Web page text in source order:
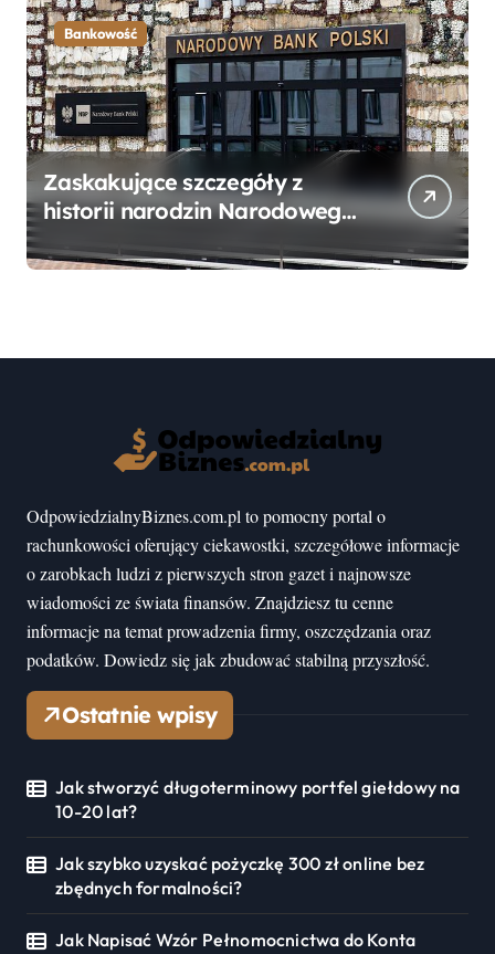
Bankowość
Zaskakujące szczegóły z
historii narodzin Narodowego
mogłeś nie wiedzieć
OdpowiedzialnyBiznes.com.pl to pomocny portal o
rachunkowości oferujący ciekawostki, szczegółowe informacje
o zarobkach ludzi z pierwszych stron gazet i najnowsze
wiadomości ze świata finansów. Znajdziesz tu cenne
informacje na temat prowadzenia firmy, oszczędzania oraz
podatków. Dowiedz się jak zbudować stabilną przyszłość.
Ostatnie wpisy
Jak stworzyć długoterminowy portfel giełdowy na
10-20 lat?
Jak szybko uzyskać pożyczkę 300 zł online bez
zbędnych formalności?
Jak Napisać Wzór Pełnomocnictwa do Konta